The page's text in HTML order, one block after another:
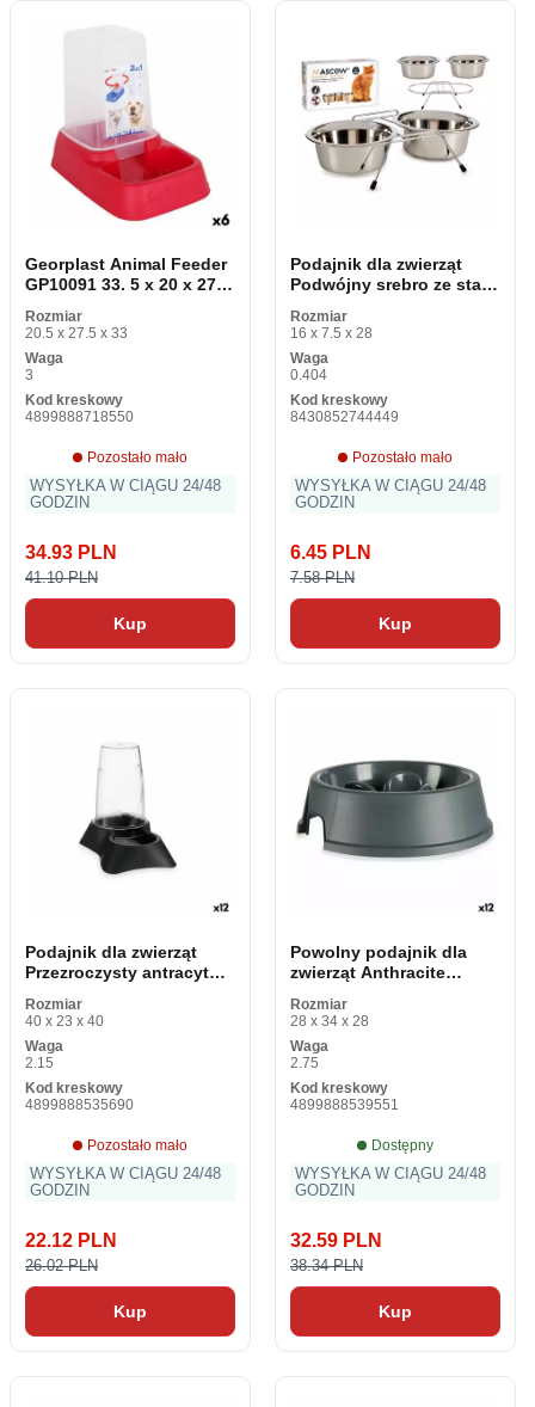
Georplast Animal Feeder
GP10091 33. 5 x 20 x 27. 5
Rozmiar
20.5 x 27.5 x 33
Waga
3
Kod kreskowy
4899888718550
Pozostało mało
WYSYŁKA W CIĄGU 24/48
GODZIN
34.93 PLN
41.10 PLN
Kup
Podajnik dla zwierząt
Podwójny srebro ze stali
Rozmiar
16 x 7.5 x 28
Waga
0.404
Kod kreskowy
8430852744449
Pozostało mało
WYSYŁKA W CIĄGU 24/48
GODZIN
6.45 PLN
7.58 PLN
Kup
Podajnik dla zwierząt
Przezroczysty antracyt
x 18 x 19 cm
Rozmiar
40 x 23 x 40
Waga
2.15
Kod kreskowy
4899888535690
Pozostało mało
WYSYŁKA W CIĄGU 24/48
GODZIN
22.12 PLN
26.02 PLN
Kup
Powolny podajnik dla
zwierząt Anthracite
(12 sztuk)
Rozmiar
28 x 34 x 28
Waga
2.75
Kod kreskowy
4899888539551
Dostępny
WYSYŁKA W CIĄGU 24/48
GODZIN
32.59 PLN
38.34 PLN
Kup